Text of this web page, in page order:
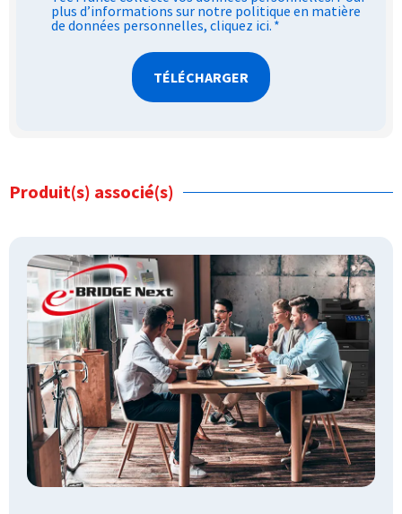
plus d’informations sur notre politique en matière
de données personnelles, cliquez ici. *
Produit(s) associé(s)